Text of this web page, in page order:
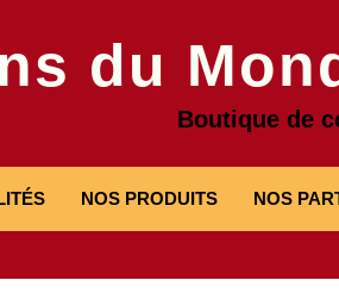
du
Boutique de
NOS PRODUITS NOS